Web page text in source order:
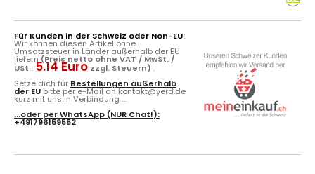
Für Kunden in der Schweiz oder Non-EU:
Wir können diesen Artikel ohne
Umsatzsteuer in Länder außerhalb der EU
liefern (Preis netto ohne VAT / MwSt. /
USt.: 5.14 Euro zzgl. Steuern) .
Setze dich für Bestellungen außerhalb
der EU bitte per e-Mail an kontakt@yerd.de
kurz mit uns in Verbindung ...
...oder perWhatsApp (NUR Chat!):
+491796159552